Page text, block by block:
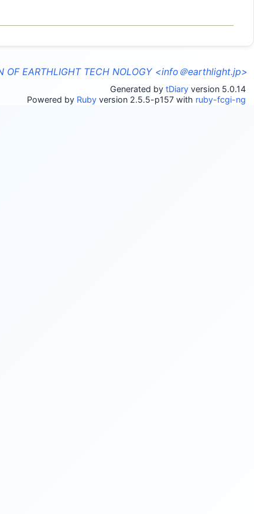
OF EARTHLIGHT TECH NOLOGY <info＠earthlight.jp>
Generated by tDiaryversion 5.0.14
Powered by Rubyversion 2.5.5-p157 with ruby-fcgi-ng